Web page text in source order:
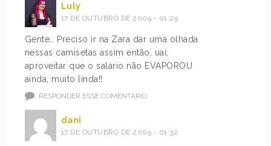
Luly
17 DE OUTUBRO DE 2009 - 01:29
Gente… Preciso ir na Zara dar uma olhada
nessas camisetas assim então, uai,
aproveitar que o salário não EVAPOROU
ainda, muito linda!!
RESPONDER ESSE COMENTÁRIO
dani
17 DE OUTUBRO DE 2009 - 01:32